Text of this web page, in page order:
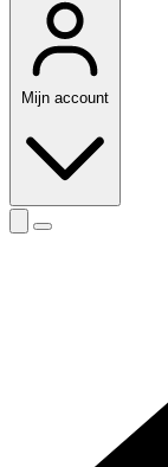
Mijn account